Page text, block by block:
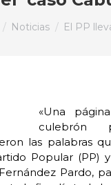
Noticias El PP
«Una
culebrón
las palabras
Popular (PP)
Pardo,